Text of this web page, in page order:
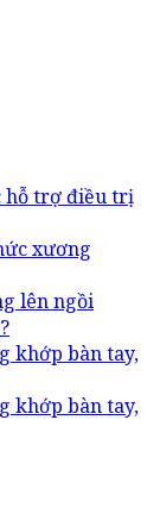
hỗ trợ điều trị
xương
lên ngồi
khớp bàn tay,
khớp bàn tay,